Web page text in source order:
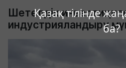
Қазақ тілінде
ба?
Шетелдік
индустрияландыру